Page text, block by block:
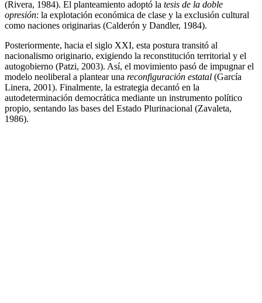
(Rivera, 1984). El planteamiento adoptó la tesis de la doble
opresión: la explotación económica de clase y la exclusión cultural
como naciones originarias (Calderón y Dandler, 1984).
Posteriormente, hacia el siglo XXI, esta postura transitó al
nacionalismo originario, exigiendo la reconstitución territorial y el
autogobierno (Patzi, 2003). Así, el movimiento pasó de impugnar el
modelo neoliberal a plantear una reconfiguración estatal (García
Linera, 2001). Finalmente, la estrategia decantó en la
autodeterminación democrática mediante un instrumento político
propio, sentando las bases del Estado Plurinacional (Zavaleta,
1986).